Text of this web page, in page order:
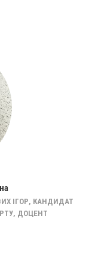
ІГОР, КАНДИДАТ
ДОЦЕНТ